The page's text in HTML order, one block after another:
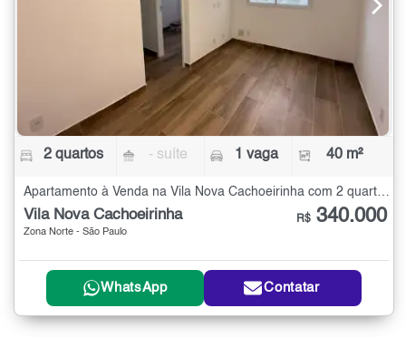
2 quartos - suíte 1 vaga 40 m²
Vila Nova Cachoeirinha
Zona Norte - São Paulo
R$ 340.000
WhatsApp Contatar